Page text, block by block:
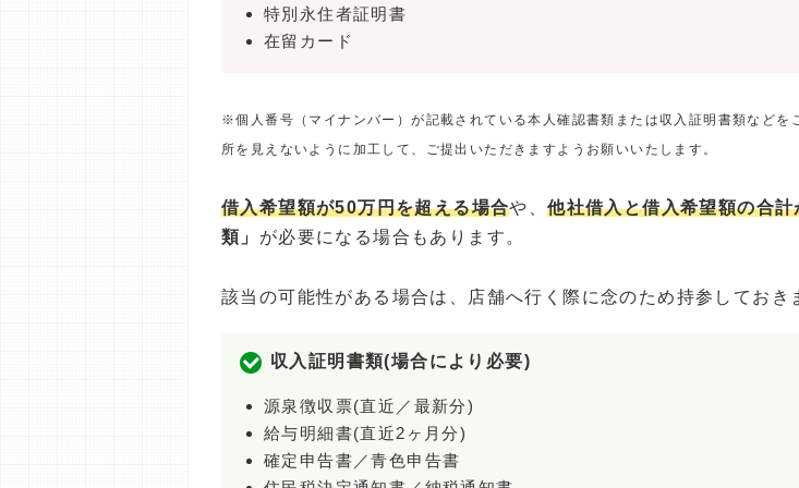
特別永住者証明書
在留カード
※個人番号（マイナンバー）が記載されている本人確認書類または収入証明書類など
所を見えないように加工して、ご提出いただきますようお願いいたします。
借入希望額が50万円を超える場合や、他社借入と借入希望額の合
類」 が必要になる場合もあります。
該当の可能性がある場合は、店舗へ行く際に念のため持参しておき
収入証明書類(場合により必要)
源泉徴収票(直近／最新分)
給与明細書(直近2ヶ月分)
確定申告書／青色申告書